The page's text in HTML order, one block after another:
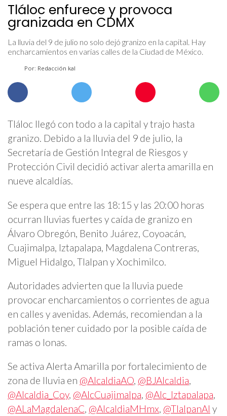
Tláloc enfurece y provoca
granizada en CDMX
La lluvia del 9 de julio no solo dejó granizo en la capital. Hay
encharcamientos en varias calles de la Ciudad de México.
Por: Redacción kal
Tláloc llegó con todo a la capital y trajo hasta
granizo. Debido a la lluvia del 9 de julio, la
Secretaría de Gestión Integral de Riesgos y
Protección Civil decidió activar alerta amarilla en
nueve alcaldías.
Se espera que entre las 18:15 y las 20:00 horas
ocurran lluvias fuertes y caída de granizo en
Álvaro Obregón, Benito Juárez, Coyoacán,
Cuajimalpa, Iztapalapa, Magdalena Contreras,
Miguel Hidalgo, Tlalpan y Xochimilco.
Autoridades advierten que la lluvia puede
provocar encharcamientos o corrientes de agua
en calles y avenidas. Además, recomiendan a la
población tener cuidado por la posible caída de
ramas o lonas.
Se activa Alerta Amarilla por fortalecimiento de
zona de lluvia en @AlcaldiaAO, @BJAlcaldia,
@Alcaldia_Coy, @AlcCuajimalpa, @Alc_Iztapalapa,
@ALaMagdalenaC, @AlcaldiaMHmx, @TlalpanAl y